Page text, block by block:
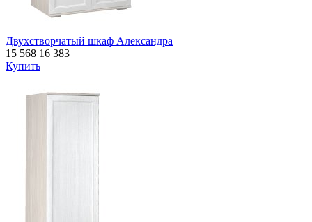
Двухстворчатый шкаф Александра
15 568 16 383
Купить